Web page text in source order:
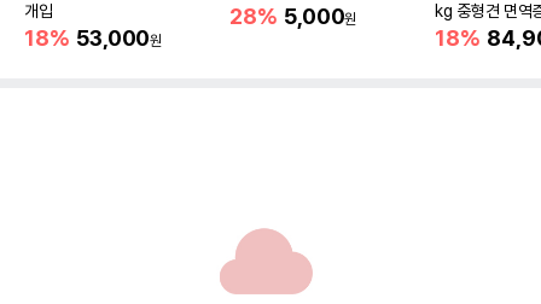
개입
18% 53,000원
28% 5,000원
kg 중형견 면역
18%